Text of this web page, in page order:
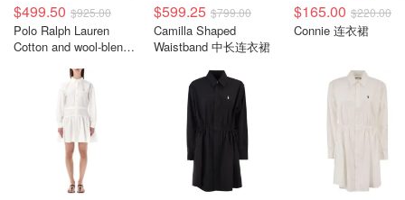
$499.50 $925.00
Polo Ralph Lauren
Cotton and wool-blend
$599.25 $799.00
Camilla Shaped
Waistband 中长连衣裙
$165.00 $220.00
Connie 连衣裙